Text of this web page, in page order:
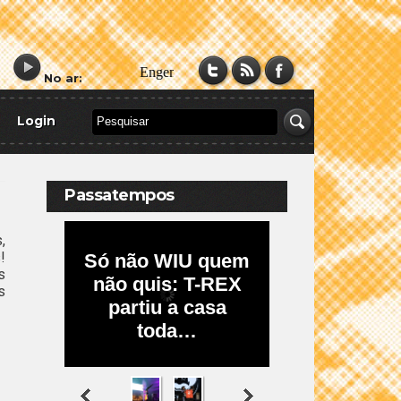
No ar:
Login
Passatempos